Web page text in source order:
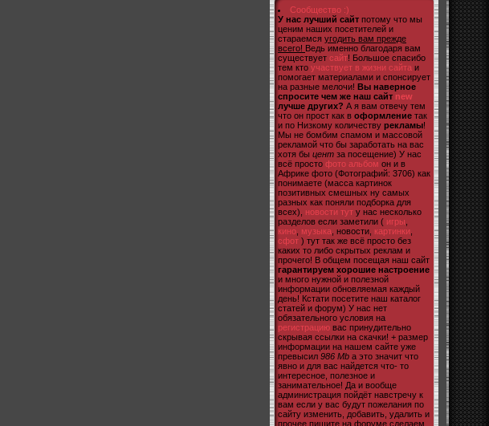
Сообщество :)
У нас лучший сайт потому что мы
ценим наших посетителей и
стараемся угодить вам прежде
всего! Ведь именно благодаря вам
существует сайт! Большое спасибо
тем кто участвует в жизни сайта и
помогает материалами и спонсирует
на разные мелочи! Вы наверное
спросите чем же наш сайт new
лучше других? А я вам отвечу тем
что он прост как в оформление так
и по Низкому количеству рекламы!
Мы не бомбим спамом и массовой
рекламой что бы заработать на вас
хотя бы цент за посещение) У нас
всё просто фото альбом он и в
Африке фото (Фотографий: 3706) как
понимаете (масса картинок
позитивных смешных ну самых
разных как поняли подборка для
всех), новости тут у нас несколько
разделов если заметили ( игры
кино музыка , новости, картинки
сфот ) тут так же всё просто без
каких то либо скрытых реклам и
прочего! В общем посещая наш сайт
гарантируем хорошие настроение
и много нужной и полезной
информации обновляемая каждый
день! Кстати посетите наш каталог
статей и форум) У нас нет
обязательного условия на
регистрацию вас принудительно
скрывая ссылки на скачки! + размер
информации на нашем сайте уже
превысил 986 Mb а это значит что
явно и для вас найдется что- то
интересное, полезное и
занимательное! Да и вообще
администрация пойдёт навстречу к
вам если у вас будут пожелания по
сайту изменить, добавить, удалить и
прочее пишите на форуме сделаем